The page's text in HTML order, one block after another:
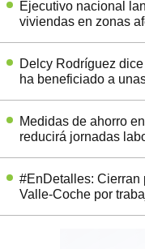
Ejecutivo nacional
viviendas en zonas
Delcy Rodríguez
ha beneficiado a
Medidas de ahorro
reducirá jornadas
#EnDetalles: Cierran
Valle-Coche por